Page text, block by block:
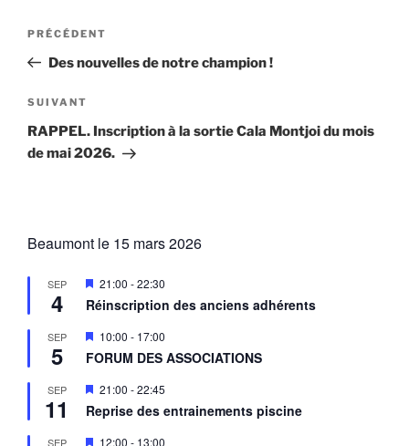
Navigation
l’article
Article
précédent
PRÉCÉDENT
Des nouvelles de notre champion !
Article
suivant
SUIVANT
RAPPEL. Inscription à la sortie Cala Montjoi du mois
de mai 2026.
Beaumont le 15 mars 2026
SEP
4
M
i
s
n
a
a
n
t
21:00 -22:30
Réinscription des anciens adhérents
SEP
5
M
i
s
n
a
v
a
10:00 - 17:00
FORUM DES ASSOCIATIONS
SEP
11
M
s
21:00 -22:45
Reprise des entrainements piscine
SEP
M
12:00 - 13:00